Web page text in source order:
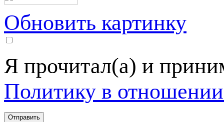
Обновить картинку
Я прочитал(а) и
Политику в